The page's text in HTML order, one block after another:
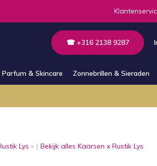
in de winkel Altijd bereikbaar via
☎ +316 2138 9287
Parfum & Skincare Zonnebrillen & Sieraden
Lys - Bekijk alles Kaarsen x Rustik Lys